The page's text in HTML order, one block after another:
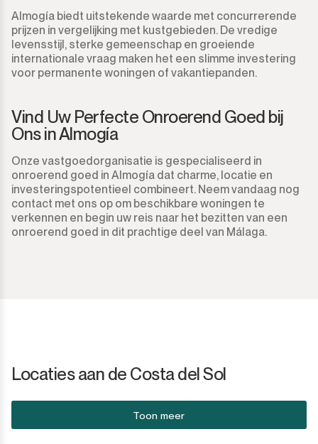
Almogía biedt uitstekende waarde met concurrerende
prijzen in vergelijking met kustgebieden. De vredige
levensstijl, sterke gemeenschap en groeiende
internationale vraag maken het een slimme investering
voor permanente woningen of vakantiepanden.
Vind Uw Perfecte Onroerend Goed bij
Ons in Almogía
Onze vastgoedorganisatie is gespecialiseerd in
onroerend goed in Almogía dat charme, locatie en
investeringspotentieel combineert. Neem vandaag nog
contact met ons op om beschikbare woningen te
verkennen en begin uw reis naar het bezitten van een
onroerend goed in dit prachtige deel van Málaga.
Locaties aan de Costa del Sol
Toon meer